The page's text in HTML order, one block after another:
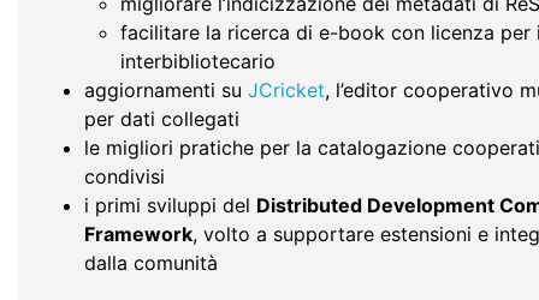
facilitare la ricerca di e-book con licenza per
interbibliotecario
aggiornamenti su JCricket, l’editor cooperativo
per dati collegati
le migliori pratiche per la catalogazione
condivisi
i primi sviluppi del Distributed Development
Framework, volto a supportare estensioni e
dalla comunità